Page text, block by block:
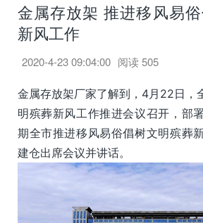
金属存放架 推进移风易
新风工作
2020-4-23 09:04:00 阅读505
金属存放架厂家了解到，4月22日，
明殡葬新风工作推进会议召开，部
期全市推进移风易俗倡树文明殡葬
建仓出席会议并讲话。